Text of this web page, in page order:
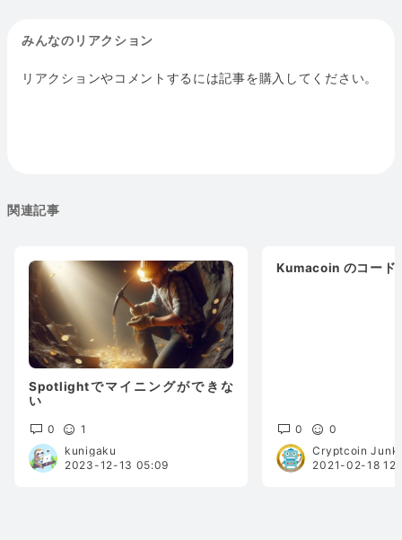
みんなのリアクション
リアクションやコメントするには記事を購入してください。
関連記事
Spotlightでマイニングができな
い
0
1
kunigaku
2023-12-13 05:09
Kumacoin のコード
0
0
Cryptcoin
2021-02-18